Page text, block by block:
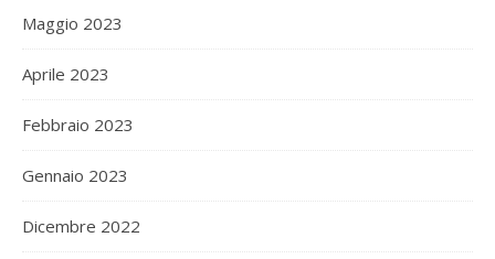
Maggio 2023
Aprile 2023
Febbraio 2023
Gennaio 2023
Dicembre 2022